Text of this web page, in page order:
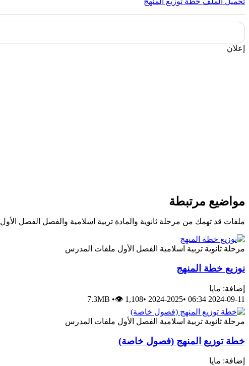
إعلان
مواضيع مرتبطة
ملفات قد تهمك من مرحلة ثانوية والمادة تربية اسلامية والفصل الفصل الأول
مرحلة ثانوية تربية اسلامية الفصل الأول ملفات المدرس
نوزيع خطة المنهج
إضافة: مايا
2024-09-11 06:34
•
2024-2025
•
7.3MB •👁 1,108
مرحلة ثانوية تربية اسلامية الفصل الأول ملفات المدرس
خطة توزيع المنهج (فصول خاصة)
إضافة: مايا